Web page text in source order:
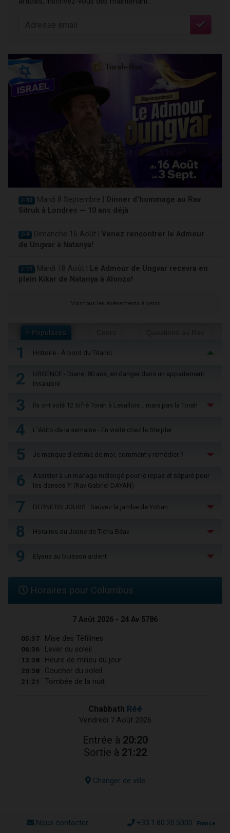
J-32 Mardi 8 Septembre |
Dinner d'hommage au Rav
Sitruk à Londres — 10 ans déjà
J-9 Dimanche 16 Août | Venez rencontrer le Admour
de Ungvar à Natanya!
J-11 Mardi 18 Août |
Le Admour de Ungvar recevra en
plein Kikar de Natanya à Alonzo!
Voir tous les événements à venir
+ Populaires
1 Histoire - À bord du Titanic
2
URGENCE - Diane, 80 ans, en danger dans un appartement
insalubre
3 Ils ont volé 12 Sifré Torah à Levallois… mais pas la Torah
4 L'édito de la semaine - En visite chez le Steipler
5 Je manque d'estime de moi, comment y remédier ?
6
Assister à un mariage mélangé pour le repas et séparé pour
les danses ?! (Rav Gabriel DAYAN)
7 DERNIERS JOURS : Sauvez la jambe de Yohan
8 Horaires du Jeûne de Ticha Béav
9 Elyana au buisson ardent
Horaires pour Columbus
7 Août 2026 - 24 Av 5786
05:37 Mise des Téfilines
06:36 Lever du soleil
13:38 Heure de milieu du jour
20:38 Coucher du soleil
21:21 Tombée de la nuit
Chabbath Réé
Vendredi 7 Août 2026
Entrée à 20:20
Sortie à 21:22
Changer de ville
Nous contacter +33.1.80.20.5000 France